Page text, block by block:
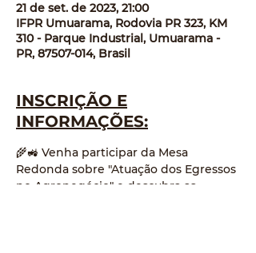
21 de set. de 2023, 21:00
IFPR Umuarama, Rodovia PR 323, KM
310 - Parque Industrial, Umuarama -
PR, 87507-014, Brasil
INSCRIÇÃO E
INFORMAÇÕES:
🌾🚜 Venha participar da Mesa
Redonda sobre "Atuação dos Egressos
no Agronegócio" e descubra as